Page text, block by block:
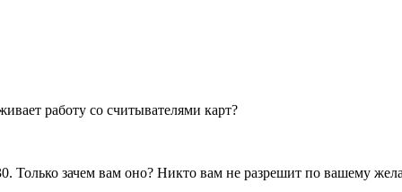
работу со считывателями карт?
зачем вам оно? Никто вам не разрешит по вашему